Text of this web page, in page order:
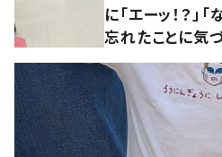
に「エーッ！？」
忘れたことに気づ